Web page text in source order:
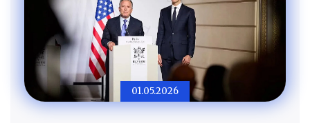
01.05.2026